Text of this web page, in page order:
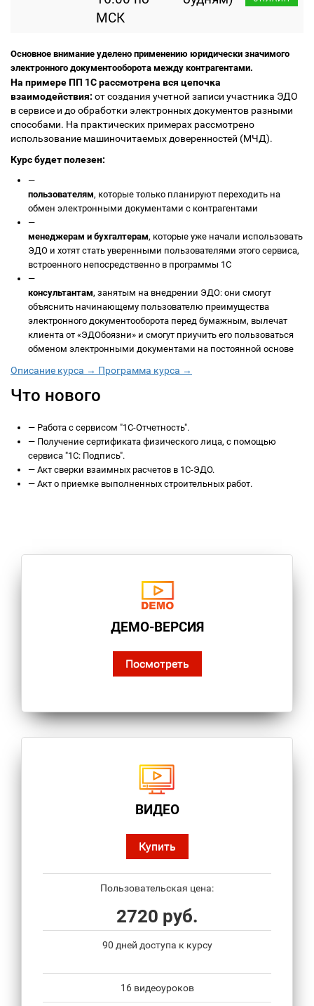
МСК
Основное внимание уделено применению юридически значимого
электронного документооборота между контрагентами.
На примере ПП 1С рассмотрена вся цепочка
взаимодействия: от создания учетной записи участника ЭДО
в сервисе и до обработки электронных документов разными
способами. На практических примерах рассмотрено
использование машиночитаемых доверенностей (МЧД).
Курс будет полезен:
—
пользователям, которые только планируют переходить на
обмен электронными документами с контрагентами
—
менеджерам и бухгалтерам, которые уже начали использовать
ЭДО и хотят стать уверенными пользователями этого сервиса,
встроенного непосредственно в программы 1С
—
консультантам, занятым на внедрении ЭДО: они смогут
объяснить начинающему пользователю преимущества
электронного документооборота перед бумажным, вылечат
клиента от «ЭДОбоязни» и смогут приучить его пользоваться
обменом электронными документами на постоянной основе
Описание курса → Программа курса →
Что нового
— Работа с сервисом "1С-Отчетность".
— Получение сертификата физического лица, с помощью
сервиса "1С: Подпись".
— Акт сверки взаимных расчетов в 1С-ЭДО.
— Акт о приемке выполненных строительных работ.
ДЕМО-ВЕРСИЯ
Посмотреть
ВИДЕО
Купить
Пользовательская цена:
2720 руб.
90 дней доступа к курсу
16 видеоуроков